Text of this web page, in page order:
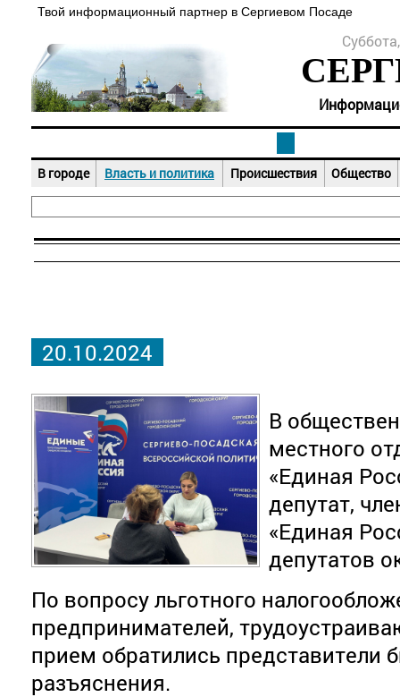
Твой информационный партнер в Сергиевом Посаде
В городе Власть и политика Происшествия Общество
20.10.2024
В
местного
«Единая
депутат,
«Единая
депутатов
По вопросу льготного
предпринимателей,
прием обратились представители
разъяснения.